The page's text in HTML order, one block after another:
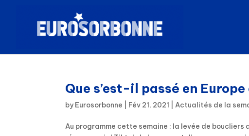
Que s’est-il passé en
by Eurosorbonne Fév 21, 2021 |Actualités de la
Au programme cette semaine : la levée de